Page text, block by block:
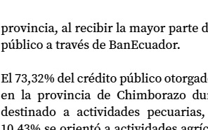
provincia, al recibir la mayor parte del
público a través de BanEcuador.
El 73,32% del crédito público otorgado
en la provincia de Chimborazo
destinado a actividades pecuarias,